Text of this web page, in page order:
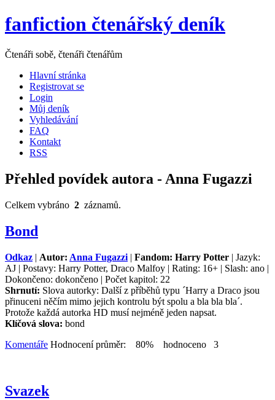
fanfiction čtenářský deník
Čtenáři sobě, čtenáři čtenářům
Hlavní stránka
Registrovat se
Login
Můj deník
Vyhledávání
FAQ
Kontakt
RSS
Přehled povídek autora - Anna Fugazzi
Celkem vybráno 2 záznamů.
Bond
Odkaz | Autor: Anna Fugazzi | Fandom: Harry Potter | Jazyk:
AJ | Postavy: Harry Potter, Draco Malfoy | Rating: 16+ | Slash: ano |
Dokončeno: dokončeno | Počet kapitol: 22
Shrnutí: Slova autorky: Další z příběhů typu ´Harry a Draco jsou
přinuceni něčím mimo jejich kontrolu být spolu a bla bla bla´.
Protože každá autorka HD musí nejméně jeden napsat.
Klíčová slova: bond
Komentáře Hodnocení průměr: 80% hodnoceno 3
Svazek